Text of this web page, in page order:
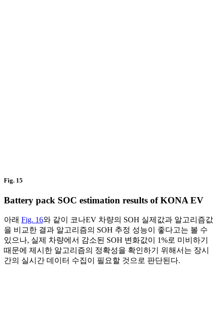
Fig. 15
Battery pack SOC estimation results of KONA EV
아래 Fig. 16와 같이 코나EV 차량의 SOH 실제값과 알고리즘값
을 비교한 결과 알고리즘의 SOH 추정 성능이 좋다고는 볼 수
있으나, 실제 차량에서 감소된 SOH 변화값이 1%로 미비하기
때문에 제시한 알고리즘의 정확성을 확인하기 위해서는 장시
간의 실시간 데이터 수집이 필요할 것으로 판단된다.